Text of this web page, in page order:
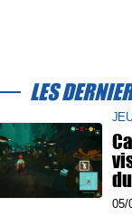
LES
05/